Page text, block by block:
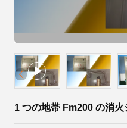
1 つの地帯 Fm200 の消